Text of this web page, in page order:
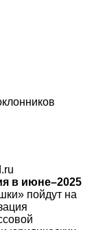
в июне–2025
пойдут на